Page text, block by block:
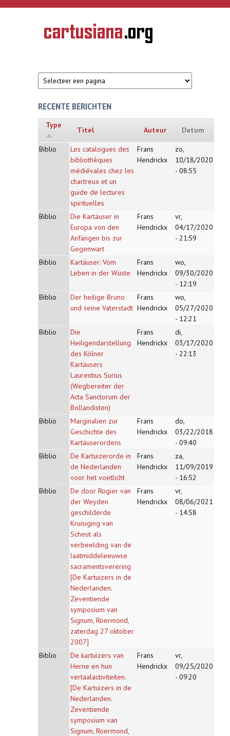
Overslaan en naar de inhoud gaan
CARTUSIANA
Geschiedenis
van de
RECENTE BERICHTEN
Type
Titel Auteur Datum
Biblio
Les catalogues des
bibliothèques
médiévales chez les
chartreux et un
guide de lectures
spirituelles
Frans
Hendrickx
zo,
10/18/2020
- 08:55
Biblio
Die Kartäuser in
Europa von den
Anfängen bis zur
Gegenwart
Frans
Hendrickx
vr,
04/17/2020
- 21:59
Biblio
Kartäuser: Vom
Leben in der Wüste
Frans
Hendrickx
wo,
09/30/2020
- 12:19
Biblio
Der heilige Bruno
und seine Vaterstadt
Frans
Hendrickx
wo,
05/27/2020
- 12:21
Biblio
Die
Heiligendarstellung
des Kölner
Kartäusers
Laurentius Surius
(Wegbereiter der
Acta Sanctorum der
Bollandisten)
Frans
Hendrickx
di,
03/17/2020
- 22:13
Biblio
Marginalien zur
Geschichte des
Kartäuserordens
Frans
Hendrickx
do,
03/22/2018
- 09:40
Biblio
De Kartuizerorde in
de Nederlanden
voor het voetlicht
Frans
Hendrickx
za,
11/09/2019
- 16:52
Biblio
De door Rogier van
der Weyden
geschilderde
Kruisiging van
Scheut als
verbeelding van de
laatmiddeleeuwse
sacramentsverering
[De Kartuizers in de
Nederlanden.
Zeventiende
symposium van
Signum, Roermond,
zaterdag 27 oktober
2007]
Frans
Hendrickx
vr,
08/06/2021
- 14:58
Biblio
De kartuizers van
Herne en hun
vertaalactiviteiten.
[De Kartuizers in de
Nederlanden.
Zeventiende
symposium van
Signum, Roermond,
Frans
Hendrickx
vr,
09/25/2020
- 09:20